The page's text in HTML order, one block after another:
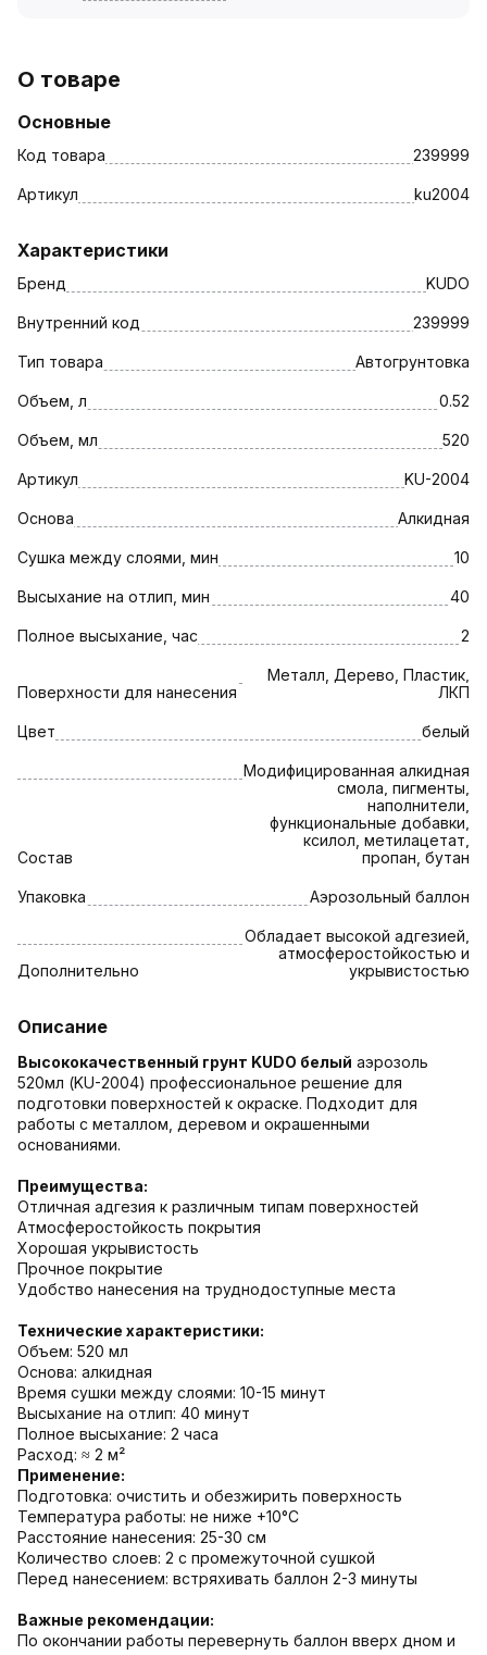
О товаре
Основные
Код товара 239999
Артикул ku2004
Характеристики
Бренд KUDO
Внутренний код 239999
Тип товара Автогрунтовка
Объем, л 0.52
Объем, мл 520
Артикул KU-2004
Основа Алкидная
Сушка между слоями, мин 10
Высыхание на отлип, мин 40
Полное высыхание, час 2
Поверхности для нанесения
Металл, Дерево, Пластик,
ЛКП
Цвет белый
Состав
Модифицированная алкидная
смола, пигменты,
наполнители,
функциональные добавки,
ксилол, метилацетат,
пропан, бутан
Упаковка Аэрозольный баллон
Дополнительно
Обладает высокой адгезией,
атмосферостойкостью и
укрывистостью
Описание
Высококачественный грунт KUDO белый аэрозоль
520мл (KU-2004) профессиональное решение для
подготовки поверхностей к окраске. Подходит для
работы с металлом, деревом и окрашенными
основаниями.
Преимущества:
Отличная адгезия к различным типам поверхностей
Атмосферостойкость покрытия
Хорошая укрывистость
Прочное покрытие
Удобство нанесения на труднодоступные места
Технические характеристики:
Объем: 520 мл
Основа: алкидная
Время сушки между слоями: 10-15 минут
Высыхание на отлип: 40 минут
Полное высыхание: 2 часа
Расход: ≈ 2 м²
Применение:
Подготовка: очистить и обезжирить поверхность
Температура работы: не ниже +10°С
Расстояние нанесения: 25-30 см
Количество слоев: 2 с промежуточной сушкой
Перед нанесением: встряхивать баллон 2-3 минуты
Важные рекомендации:
По окончании работы перевернуть баллон вверх дном и